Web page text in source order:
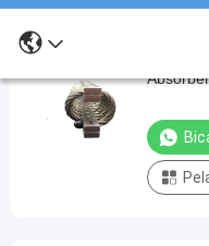
Vibration
Circular
Wire
Absorber